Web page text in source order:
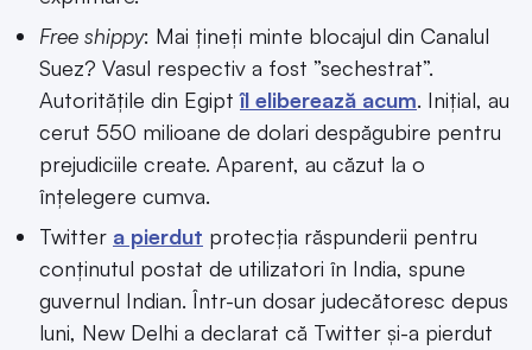
Free shippy: Mai țineți minte blocajul din Canalul
Suez? Vasul respectiv a fost ”sechestrat”.
Autoritățile din Egiptîl eliberează acum. Inițial, au
cerut 550 milioane de dolari despăgubire pentru
prejudiciile create. Aparent, au căzut la o
înțelegere cumva.
Twitter a pierdut protecția răspunderii pentru
conținutul postat de utilizatori în India, spune
guvernul Indian. Într-un dosar judecătoresc depus
luni, New Delhi a declarat că Twitter și-a pierdut